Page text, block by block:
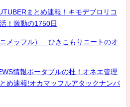
まとめ速報！キモデブロリコ
！激動の1750日
メッフル） ひきこもりニートのオ
情報ポータブルの杜！オネエ管理
め速報!オカマッフルアタックナンバ